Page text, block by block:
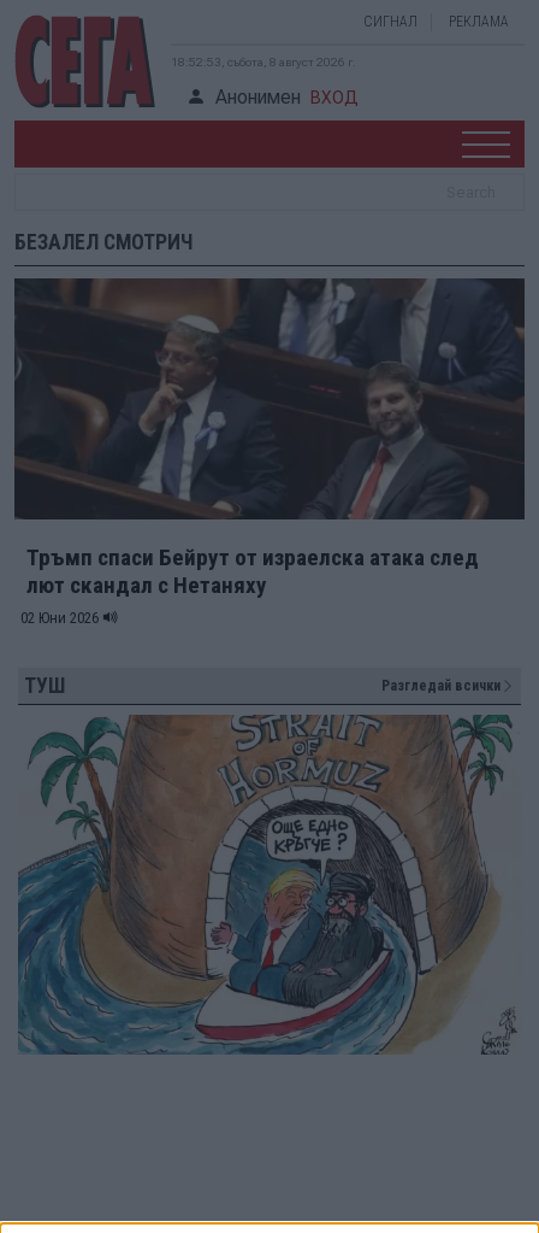
СИГНАЛ РЕКЛАМА
18:52:53, събота, 8 август 2026 г.
Анонимен ВХОД
БЕЗАЛЕЛ СМОТРИЧ
Тръмп спаси Бейрут от израелска атака след
лют скандал с Нетаняху
02 Юни 2026
ТУШ Разгледай всички